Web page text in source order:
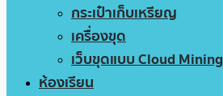
กระเป๋าเก็บเหรียญ
เครื่องขุด
เว็บขุดแบบ Cloud Mining
ห้องเรียน